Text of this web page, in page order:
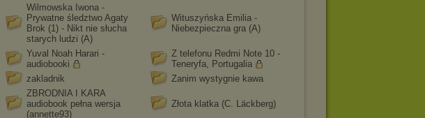
Wilmowska Iwona -
Prywatne śledztwo Agaty
Brok (1) - Nikt nie słucha
starych ludzi (A)
Wituszyńska Emilia -
Niebezpieczna gra (A)
Yuval Noah Harari -
audiobooki
Z telefonu Redmi Note 10 -
Teneryfa, Portugalia
zakladnik
Zanim wystygnie kawa
ZBRODNIA I KARA
audiobook pełna wersja
(annette93)
Złota klatka (C. Läckberg)